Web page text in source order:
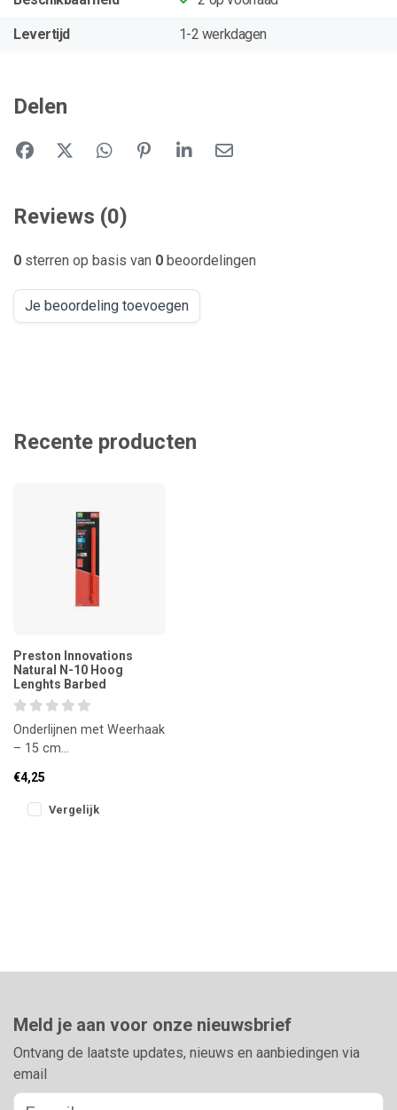
Levertijd 1-2 werkdagen
Delen
Reviews (0)
0 sterren op basis van 0 beoordelingen
Je beoordeling toevoegen
Recente producten
Preston Innovations
Natural N-10 Hoog
Lenghts Barbed
Onderlijnen met Weerhaak
– 15 cm
onderlijnen voor de lichte
visserij
€4,25
Vergelijk
Meld je aan voor onze nieuwsbrief
Ontvang de laatste updates, nieuws en aanbiedingen via
email